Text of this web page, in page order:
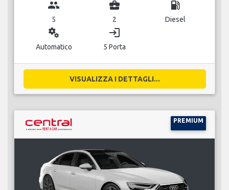
group
5
business_center
2
local_gas_station
Diesel
miscellaneous_services
Automatico
login
5 Porta
VISUALIZZA I DETTAGLI...
PREMIUM